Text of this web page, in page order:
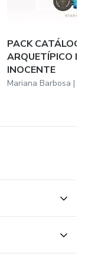
na marca.
vez mais
uma
PACK CATÁLOGO
ARQUETÍPICO
INOCENTE
Mariana Barbosa |